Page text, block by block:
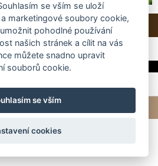
Zpět do složky
3|4|5| 6|7(čas ve vteřinách)
se vším se uloží
marketingové soubory cookie,
pohodlné používání
našich stránek a cílit na vás
můžete snadno upravit
souborů cookie.
se vším
cookies